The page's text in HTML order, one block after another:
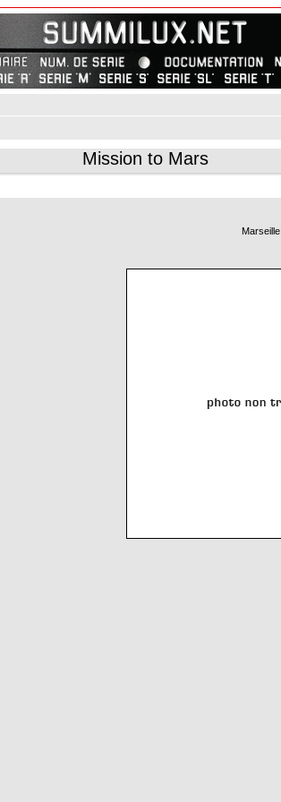
Mission to Mars
Marseille